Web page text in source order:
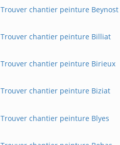
Trouver chantier peinture Beynost
Trouver chantier peinture Billiat
Trouver chantier peinture Birieux
Trouver chantier peinture Biziat
Trouver chantier peinture Blyes